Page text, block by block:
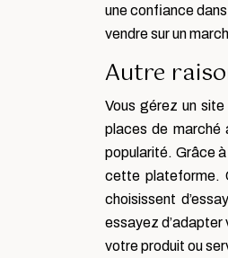
une confiance
vendre sur un
Autre
Vous gérez un
places de marché
popularité. Grâce
cette plateforme.
choisissent
essayez
votre produit ou